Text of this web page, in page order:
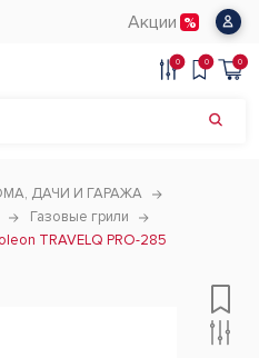
Акции
0 0 0
ДАЧИ И ГАРАЖА
Газовые грили
TRAVELQ PRO-285